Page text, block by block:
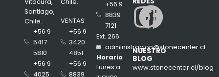
Santiago,
Chile.
+56 9
5417
5810
+56 9
4025
VENTAS
+56 9
3420
4851
+56 9
8839
+56 9
8839
7121
Ext. 266
administracion@stonecenter.cl
Horario
Lunes a
NUESTRO
BLOG
www.stonecenter.cl/blog